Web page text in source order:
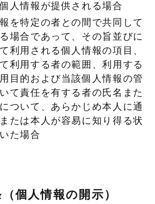
人情報が提供される場合
を特定の者との間で共同して
場合であって、その旨並びに
利用される個人情報の項目、
利用する者の範囲、利用する
目的および当該個人情報の管
て責任を有する者の氏名また
ついて、あらかじめ本人に通
たは本人が容易に知り得る状
た場合
個人情報の開示）